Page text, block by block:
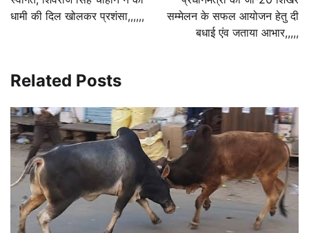
धामी की दिल खोलकर प्रशंसा,,,,,,
सम्मेलन के सफल आयोजन हेतु दी
बधाई एंव जताया आभार,,,,,
Related Posts